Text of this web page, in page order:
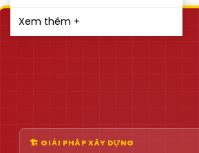
Xem thêm +
🏗 GIẢI PHÁP XÂY DỰNG